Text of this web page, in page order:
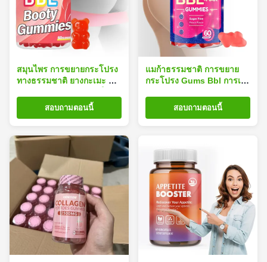
สมุนไพร การขยายกระโปรง
ทางธรรมชาติ ยางกะเมะ แม
สอบถามตอนนี้
แมก้าธรรมชาติ การขยาย
กระโปรง Gums Bbl การเส
กระชับกระโปรง
สอบถามตอนนี้